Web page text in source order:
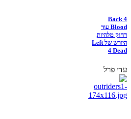
Back 4
Blood עוד
רחוק מלהיות
היורש של Left
4 Dead
עדי פרל